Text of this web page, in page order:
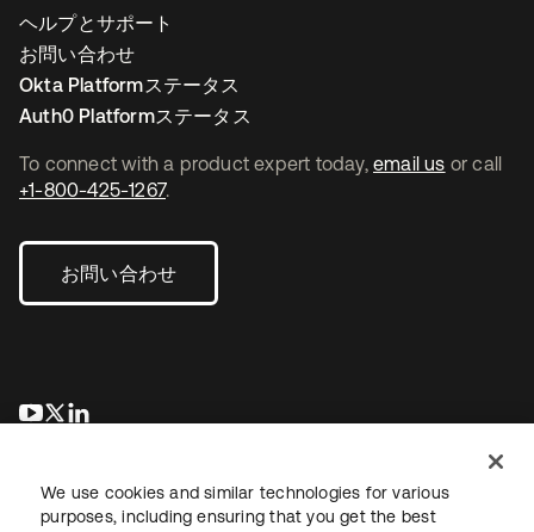
To connect with a product expert today, email us or call
+1-800-425-1267.
お問い合わせ
新しいタブで開く
新しいタブで開く
ヘルプとサポート
お問い合わせ
Okta Platformステータス
Auth0 Platformステータス
We use cookies and similar technologies for various
purposes, including ensuring that you get the best